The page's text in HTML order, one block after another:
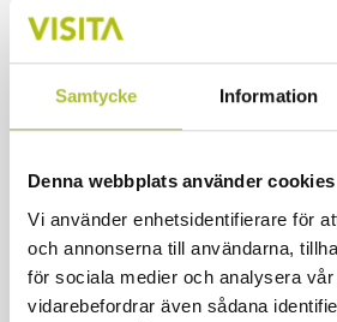
Samtycke Information
Denna webbplats använder cookies
Vi använder enhetsidentifierare för
och annonserna till användarna,
för sociala medier och analysera
vidarebefordrar även sådana
Mentorprogrammen bygger
adepten och mentorn och
12 gånger under året. Är det
används ofta digitala möten
gemensamma nätverksträffar
Adepterna ses också för tre
fördelade över året.